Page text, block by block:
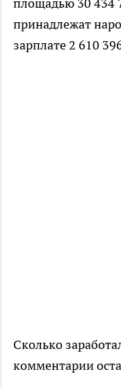
площадью 30 434
принадлежат
зарплате 2 610
Сколько
комментарии